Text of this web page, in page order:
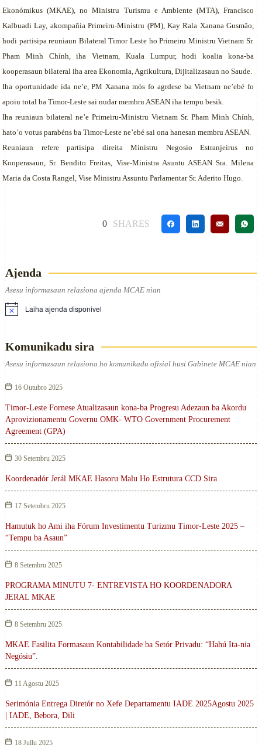
Ekonómikus (MKAE), no Ministru Turismu e Ambiente (MTA), Francisco
Kalbuadi Lay, akompañia Primeiru-Ministru (PM), Kay Rala Xanana Gusmão,
hodi partisipa reuniaun Bilateral Timor Leste ho Primeiru Ministru Vietnam Sr.
Pham Minh Chính, iha Vietnam, Kuala Lumpur, hodi koalia kona-ba
kooperasaun bilateral iha area Ekonomia, Agrikultura, Dijitalizasaun no Saude.
Iha oportunidade ida ne’e, PM Xanana mós fo agrdese ba Vietnam ne’ebé fo
apoiu total ba Timor-Leste sai nudar membru ASEAN iha tempu besik.
Iha reuniaun bilateral ne’e Primeiru-Ministru Vietnam Sr. Pham Minh Chính,
hato’o votus parabéns ba Timor-Leste ne’ebé sai ona hanesan membru ASEAN.
Reuniaun refere partisipa direita Ministru Negosio Estranjeirus no
Kooperasaun, Sr. Bendito Freitas, Vise-Ministra Asuntu ASEAN Sra. Milena
Maria da Costa Rangel, Vise Ministru Assuntu Parlamentar Sr. Aderito Hugo.
0 SHARES
Ajenda
Asesu informasaun relasiona ajenda MCAE nian
Laiha ajenda disponivel
Komunikadu sira
Asesu informasaun relasiona ho komunikadu ofisial husi Gabinete MCAE nian
16 Outubro 2025
Timor-Leste Fornese Atualizasaun kona-ba Progresu Adezaun ba Akordu
Aprovizionamentu Governu OMK- WTO Government Procurement
Agreement (GPA)
30 Setembru 2025
Koordenadór Jerál MKAE Hasoru Malu Ho Estrutura CCD Sira
17 Setembru 2025
Hamutuk ho Ami iha Fórum Investimentu Turizmu Timor-Leste 2025 –
“Tempu ba Asaun”
8 Setembru 2025
PROGRAMA MINUTU 7- ENTREVISTA HO KOORDENADORA
JERAL MKAE
8 Setembru 2025
MKAE Fasilita Formasaun Kontabilidade ba Setór Privadu: “Hahú Ita-nia
Negósiu”.
11 Agostu 2025
Serimónia Entrega Diretór no Xefe Departamentu IADE 2025Agostu 2025
| IADE, Bebora, Dili
18 Jullu 2025